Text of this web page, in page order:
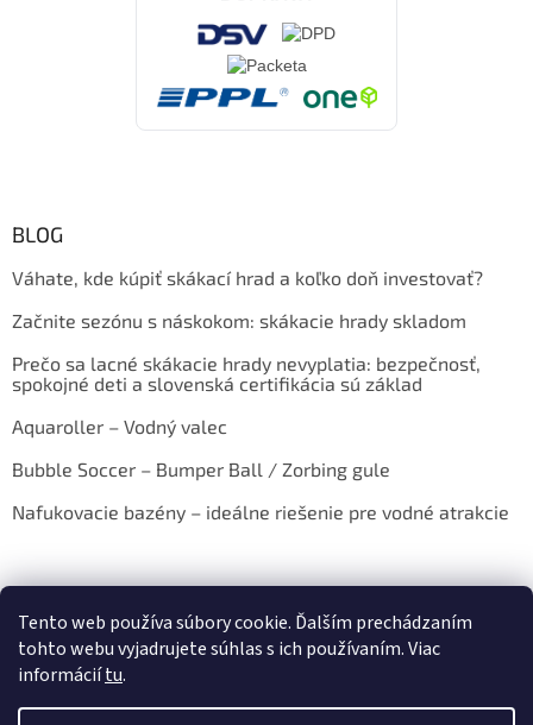
Tento web používa súbory cookie. Ďalším prechádzaním
tohto webu vyjadrujete súhlas s ich používaním. Viac
informáciítu.
BLOG
Váhate, kde kúpiť skákací hrad a koľko doň investovať?
Začnite sezónu s náskokom: skákacie hrady skladom
Prečo sa lacné skákacie hrady nevyplatia: bezpečnosť,
spokojné deti a slovenská certifikácia sú základ
Aquaroller – Vodný valec
Bubble Soccer – Bumper Ball / Zorbing gule
Nafukovacie bazény – ideálne riešenie pre vodné atrakcie